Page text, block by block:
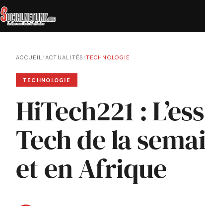
ACCUEIL/ACTUALITÉS /TECHNOLOGIE
TECHNOLOGIE
HiTech221 :
Tech de la
et en Afrique